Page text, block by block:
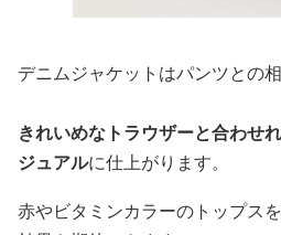
デニムジャケットはパンツとの相
きれいめなトラウザーと合わせ
ジュアルに仕上がります。
赤やビタミンカラーのトップス